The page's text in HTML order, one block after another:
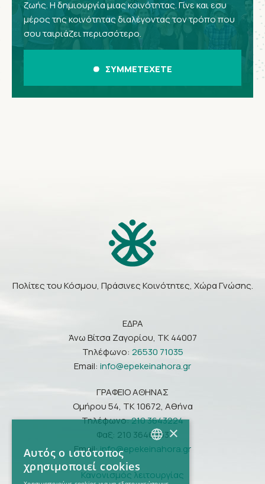
ζωής. Η δημιουργία μιας κοινότητας. Γίνε και εσυ
μέρος της κοινότητας διαλέγοντας τον τρόπο που
σου ταιριάζει περισσότερο.
ΣΥΜΜΕΤΕΧΕΤΕ
Πολίτες του Κόσμου, Πράσινες Κοινότητες, Χώρα Γνώσης.
ΕΔΡΑ
Άνω Βίτσα Ζαγορίου, ΤΚ 44007
Τηλέφωνο: 26530 71035
Email: info@epekeinahora.gr
ΓΡΑΦΕΙΟ ΑΘΗΝΑΣ
Ομήρου 54, ΤΚ 10672, Αθήνα
Τηλέφωνο:210 3643224
Φαξ: 210 3646953
Email:info@epekeinahora.gr
Κανονισμός λειτουργίας
ENGLISH
×
Αυτός ο ιστότοπος
χρησιμοποιεί cookies